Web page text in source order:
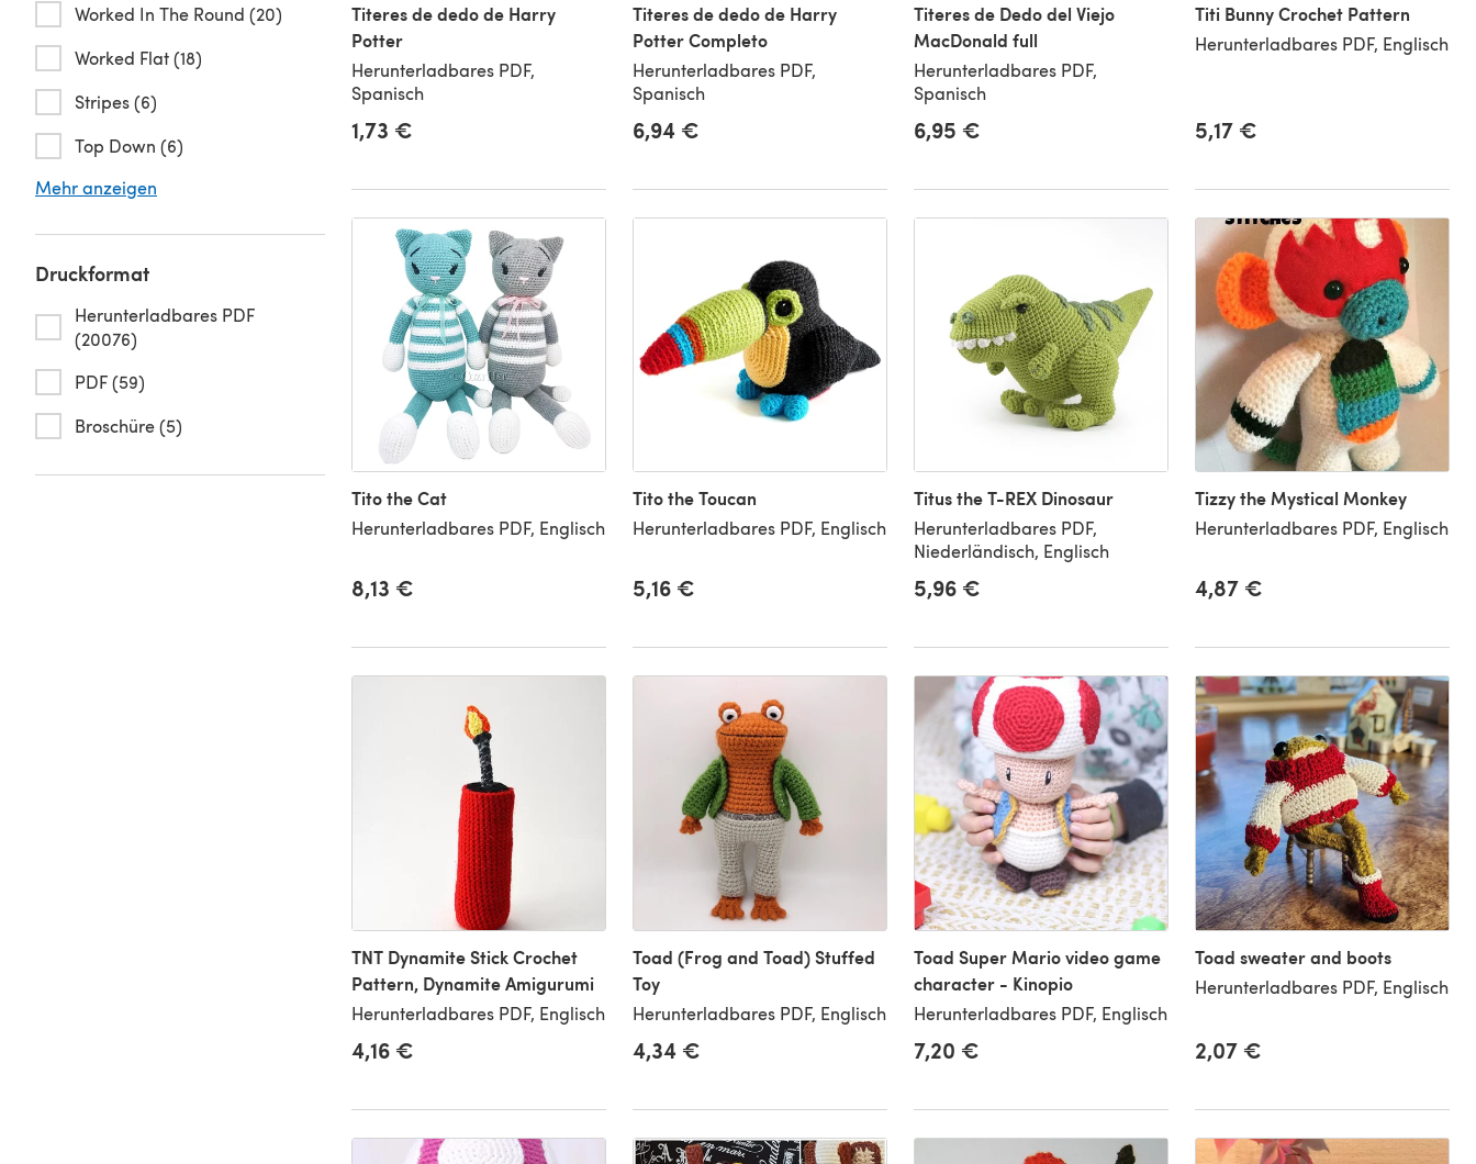
Worked In The Round (20)
Worked Flat (18)
Stripes (6)
Top Down (6)
Mehr anzeigen
Druckformat
Herunterladbares PDF
(20076)
PDF (59)
Broschüre (5)
Titeres de dedo de Harry
Potter
Herunterladbares PDF,
Spanisch
1,73 €
Titeres de dedo de Harry
Potter Completo
Herunterladbares PDF,
Spanisch
6,94 €
Titeres de Dedo del Viejo
MacDonald full
Herunterladbares PDF,
Spanisch
6,95 €
Titi Bunny Crochet Pattern
Herunterladbares PDF, Englisch
5,17 €
Tito the Cat
Herunterladbares PDF, Englisch
8,13 €
Tito the Toucan
Herunterladbares PDF, Englisch
5,16 €
Titus the T-REX Dinosaur
Herunterladbares PDF,
Niederländisch, Englisch
5,96 €
Tizzy the Mystical Monkey
Herunterladbares PDF, Englisch
4,87 €
TNT Dynamite Stick Crochet
Pattern, Dynamite Amigurumi
Herunterladbares PDF, Englisch
4,16 €
Toad (Frog and Toad) Stuffed
Toy
Herunterladbares PDF, Englisch
4,34 €
Toad Super Mario video game
character - Kinopio
Herunterladbares PDF, Englisch
7,20 €
Toad sweater and boots
Herunterladbares PDF, Englisch
2,07 €